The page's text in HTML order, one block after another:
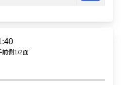
前側1/2面